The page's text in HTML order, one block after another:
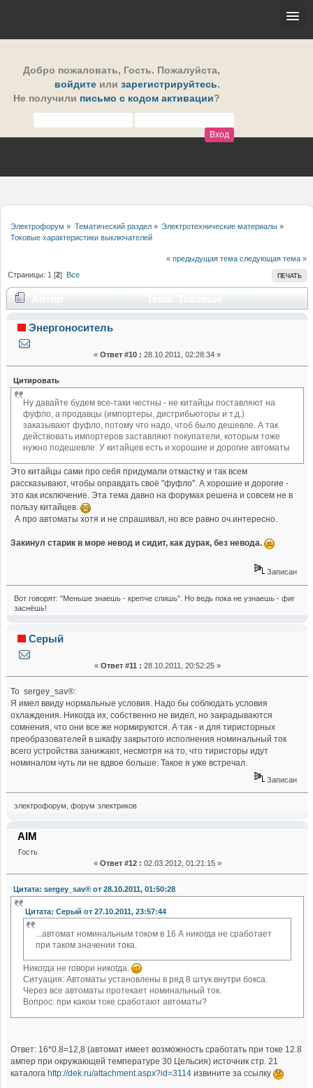
Добро пожаловать, Гость. Пожалуйста,
войдите или зарегистрируйтесь.
Не получили письмо с кодом активации?
Электрофорум » Тематический раздел» Электротехнические материалы»
Токовые характеристики выключателей
« предыдущая тема следующая тема »
ПЕЧАТЬ
Страницы: 1 [2] Все
характеристики выключателей (Прочитано 101757 раз)
Энергоноситель
« Ответ #10 : 28.10.2011, 02:28:34 »
Цитировать
Ну давайте будем все-таки честны - не китайцы поставляют на
фуфло, а продавцы (импортеры, дистрибьюторы и т.д.)
заказывают фуфло, потому что надо, чтоб было дешевле. А так
действовать импортеров заставляют покупатели, которым тоже
нужно подешевле. У китайцев есть и хорошие и дорогие автоматы
Это китайцы сами про себя придумали отмастку и так всем
рассказывают, чтобы оправдать своё "фуфло". А хорошие и дорогие -
это как исключение. Эта тема давно на форумах решена и совсем не в
пользу китайцев.
А про автоматы хотя и не спрашивал, но все равно оч.интересно.
Закинул старик в море невод и сидит, как дурак, без невода.
Записан
Вот говорят: "Меньше знаешь - крепче спишь". Но ведь пока не узнаешь - фиг
заснёшь!
Серый
« Ответ #11 : 28.10.2011, 20:52:25 »
То sergey_sav®:
Я имел ввиду нормальные условия. Надо бы соблюдать условия
охлаждения. Никогда их, собственно не видел, но закрадываются
сомнения, что они все же нормируются. А так - и для тиристорных
преобразователей в шкафу закрытого исполнения номинальный ток
всего устройства занижают, несмотря на то, что тиристоры идут
номиналом чуть ли не вдвое больше. Такое я уже встречал.
Записан
электрофорум, форум электриков
AIM
Гость
« Ответ #12 : 02.03.2012, 01:21:15 »
Цитата: sergey_sav® от 28.10.2011, 01:50:28
Цитата: Серый от 27.10.2011, 23:57:44
...автомат номинальным током в 16 А никогда не сработает
при таком значении тока.
Никогда не говори никогда.
Ситуация: Автоматы установлены в ряд 8 штук внутри бокса.
Через все автоматы протекает номинальный ток.
Вопрос: при каком токе сработают автоматы?
Ответ: 16*0.8=12,8 (автомат имеет возможность сработать при токе 12.8
ампер при окружающей температуре 30 Цельсия) источник стр. 21
каталога http://dek.ru/attachment.aspx?id=3114 извините за ссылку